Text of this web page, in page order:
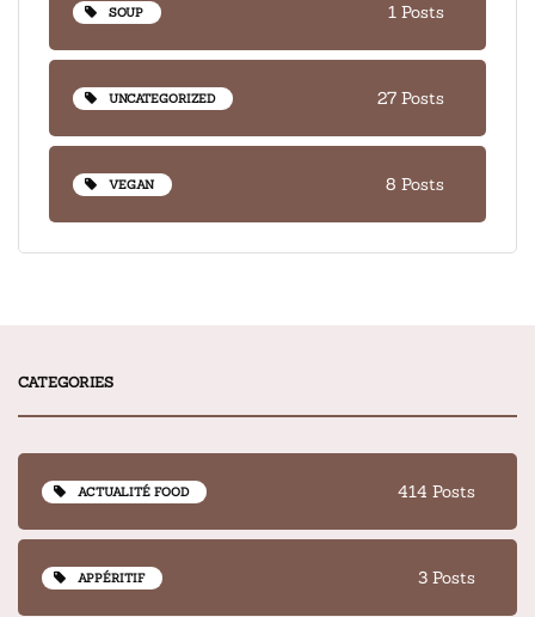
SOUP 1 Posts
UNCATEGORIZED 27 Posts
VEGAN 8 Posts
CATEGORIES
ACTUALITÉ FOOD 414 Posts
APPÉRITIF 3 Posts